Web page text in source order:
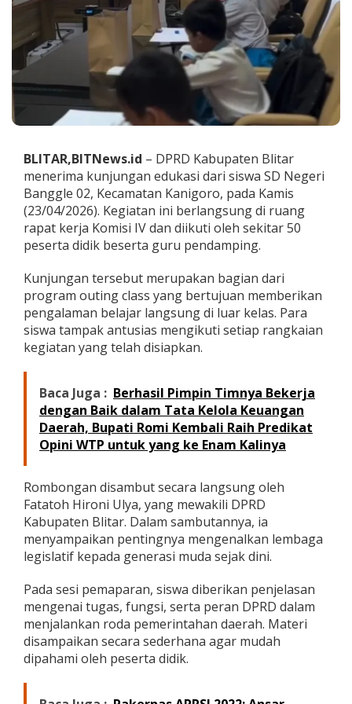
T
m
a
u
n
n
g
a
n
E
d
u
a
s
S
i
s
S
D
N
B
a
g
l
e
2
e
a
l
k
a
BLITAR,BITNews.id – DPRD Kabupaten Blitar
menerima kunjungan edukasi dari siswa SD Negeri
Banggle 02, Kecamatan Kanigoro, pada Kamis
(23/04/2026). Kegiatan ini berlangsung di ruang
rapat kerja Komisi IV dan diikuti oleh sekitar 50
peserta didik beserta guru pendamping.
Kunjungan tersebut merupakan bagian dari
program outing class yang bertujuan memberikan
pengalaman belajar langsung di luar kelas. Para
siswa tampak antusias mengikuti setiap rangkaian
kegiatan yang telah disiapkan.
Baca Juga : Berhasil Pimpin Timnya Bekerja
dengan Baik dalam Tata Kelola Keuangan
Daerah, Bupati Romi Kembali Raih Predikat
Opini WTP untuk yang ke Enam Kalinya
Rombongan disambut secara langsung oleh
Fatatoh Hironi Ulya, yang mewakili DPRD
Kabupaten Blitar. Dalam sambutannya, ia
menyampaikan pentingnya mengenalkan lembaga
legislatif kepada generasi muda sejak dini.
Pada sesi pemaparan, siswa diberikan penjelasan
mengenai tugas, fungsi, serta peran DPRD dalam
menjalankan roda pemerintahan daerah. Materi
disampaikan secara sederhana agar mudah
dipahami oleh peserta didik.